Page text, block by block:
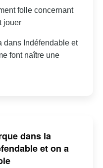
folle concernant
jouer
dans Indéfendable et
font naître une
dans la
et on a